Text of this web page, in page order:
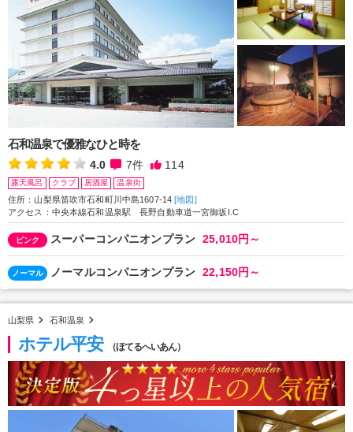
石和温泉で優雅なひと時を
4.0 7件 114
露天風呂 クラブ 居酒屋 温泉街
住所：山梨県笛吹市石和町川中島1607-14 [地図]
アクセス：中央本線石和温泉駅 長野自動車道一宮御坂I.C
ピンク スーパーコンパニオンプラン 25,010円～
ノーマル ノーマルコンパニオンプラン 22,150円～
山梨県 石和温泉
ホテル平安 （ほてるへいあん）